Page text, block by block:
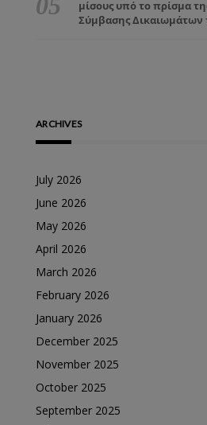
μίσους υπό το πρίσμα
Σύμβασης
ARCHIVES
July 2026
June 2026
May 2026
April 2026
March 2026
February 2026
January 2026
December 2025
November 2025
October 2025
September 2025